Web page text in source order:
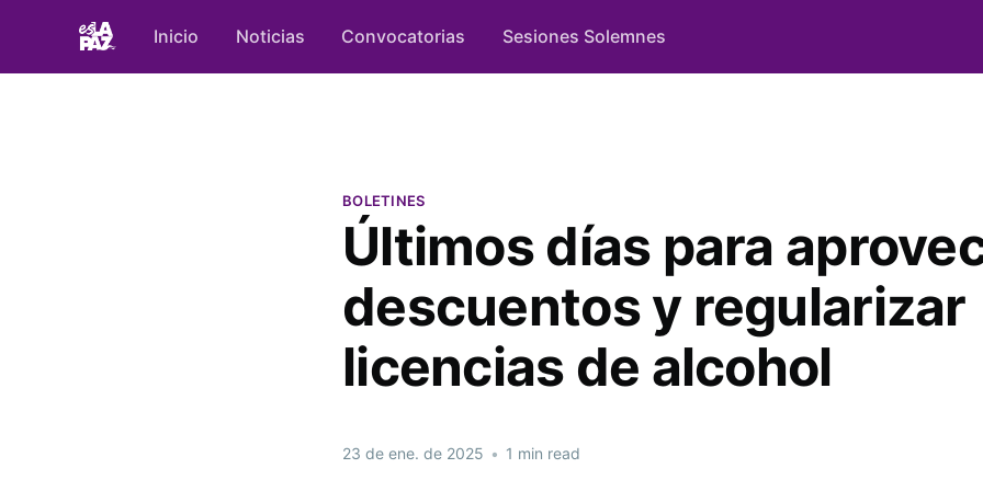
Inicio Noticias Convocatorias Sesiones Solemnes
BOLETINES
Últimos días para
descuentos y regularizar
licencias de alcohol
23 de ene. de 2025 • 1 min read